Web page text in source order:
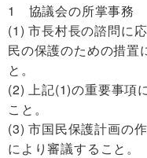
1 協議会の所掌事務
(1) 市長村長の諮問に
民の保護のための措置
と。
(2) 上記(1)の重要事項
こと。
(3) 市国民保護計画の
により審議すること。